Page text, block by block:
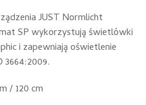
JUST Normlicht
SP wykorzystują świetlówki
i zapewniają oświetlenie
3664:2009.
/ 120 cm